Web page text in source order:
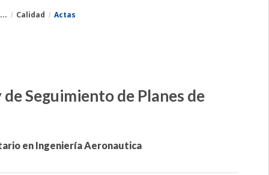
Calidad Actas
Seguimiento de Planes de
en Ingeniería Aeronautica